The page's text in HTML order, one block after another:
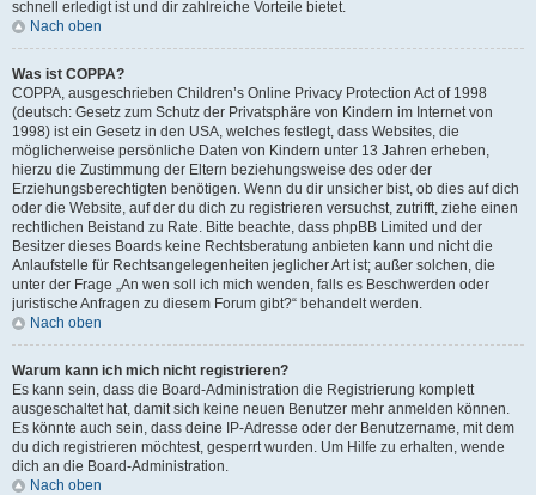
schnell erledigt ist und dir zahlreiche Vorteile bietet.
Nach oben
Was ist COPPA?
COPPA, ausgeschrieben Children’s Online Privacy Protection Act of 1998
(deutsch: Gesetz zum Schutz der Privatsphäre von Kindern im Internet von
1998) ist ein Gesetz in den USA, welches festlegt, dass Websites, die
möglicherweise persönliche Daten von Kindern unter 13 Jahren erheben,
hierzu die Zustimmung der Eltern beziehungsweise des oder der
Erziehungsberechtigten benötigen. Wenn du dir unsicher bist, ob dies auf dich
oder die Website, auf der du dich zu registrieren versuchst, zutrifft, ziehe einen
rechtlichen Beistand zu Rate. Bitte beachte, dass phpBB Limited und der
Besitzer dieses Boards keine Rechtsberatung anbieten kann und nicht die
Anlaufstelle für Rechtsangelegenheiten jeglicher Art ist; außer solchen, die
unter der Frage „An wen soll ich mich wenden, falls es Beschwerden oder
juristische Anfragen zu diesem Forum gibt?“ behandelt werden.
Nach oben
Warum kann ich mich nicht registrieren?
Es kann sein, dass die Board-Administration die Registrierung komplett
ausgeschaltet hat, damit sich keine neuen Benutzer mehr anmelden können.
Es könnte auch sein, dass deine IP-Adresse oder der Benutzername, mit dem
du dich registrieren möchtest, gesperrt wurden. Um Hilfe zu erhalten, wende
dich an die Board-Administration.
Nach oben